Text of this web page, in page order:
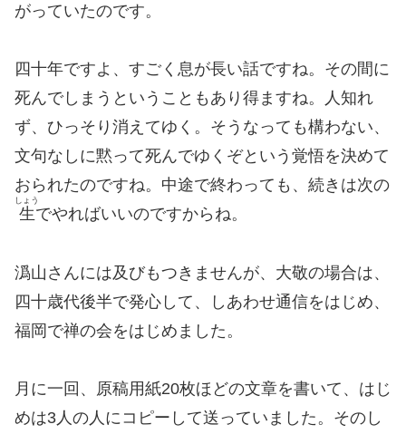
がっていたのです。
四十年ですよ、すごく息が長い話ですね。その間に
死んでしまうということもあり得ますね。人知れ
ず、ひっそり消えてゆく。そうなっても構わない、
文句なしに黙って死んでゆくぞという覚悟を決めて
おられたのですね。中途で終わっても、続きは次の
生
しょう
でやればいいのですからね。
潙山さんには及びもつきませんが、大敬の場合は、
四十歳代後半で発心して、しあわせ通信をはじめ、
福岡で禅の会をはじめました。
月に一回、原稿用紙20枚ほどの文章を書いて、はじ
めは3人の人にコピーして送っていました。そのし